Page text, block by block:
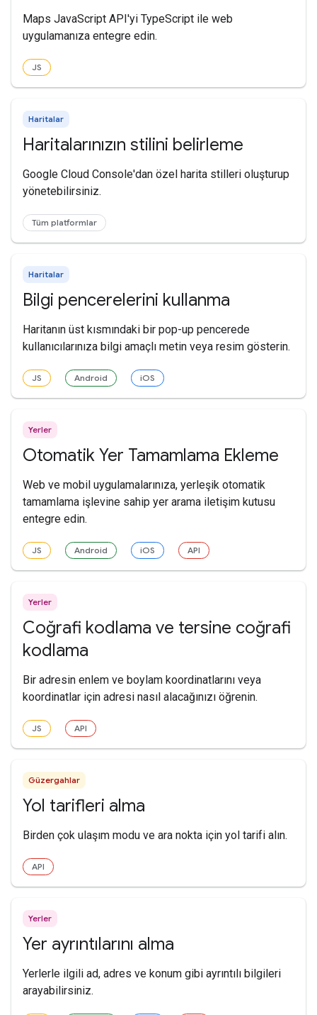
Maps JavaScript API'yi TypeScript ile web
uygulamanıza entegre edin.
JS
Haritalar
Haritalarınızın stilini belirleme
Google Cloud Console'dan özel harita stilleri oluşturup
yönetebilirsiniz.
Tüm platformlar
Haritalar
Bilgi pencerelerini kullanma
Haritanın üst kısmındaki bir pop-up pencerede
kullanıcılarınıza bilgi amaçlı metin veya resim gösterin.
JS Android iOS
Yerler
Otomatik Yer Tamamlama Ekleme
Web ve mobil uygulamalarınıza, yerleşik otomatik
tamamlama işlevine sahip yer arama iletişim kutusu
entegre edin.
JS Android iOS API
Yerler
Coğrafi kodlama ve tersine coğrafi
kodlama
Bir adresin enlem ve boylam koordinatlarını veya
koordinatlar için adresi nasıl alacağınızı öğrenin.
JS API
Güzergahlar
Yol tarifleri alma
Birden çok ulaşım modu ve ara nokta için yol tarifi alın.
API
Yerler
Yer ayrıntılarını alma
Yerlerle ilgili ad, adres ve konum gibi ayrıntılı bilgileri
arayabilirsiniz.